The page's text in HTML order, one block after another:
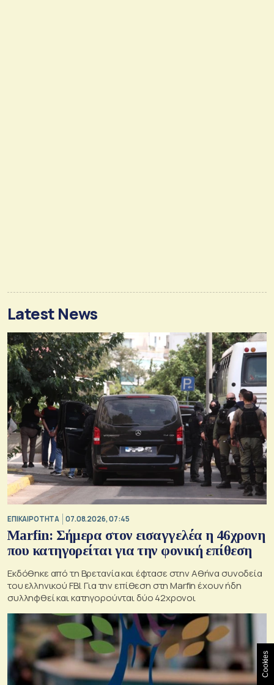
Latest News
ΕΠΙΚΑΙΡΟΤΗΤΑ 07.08.2026, 07:45
Marfin: Σήμερα στον εισαγγελέα η 46χρονη
που κατηγορείται για την φονική επίθεση
Εκδόθηκε από τη Βρετανία και έφτασε στην Αθήνα συνοδεία
του ελληνικού FBI. Για την επίθεση στη Marfin έχουν ήδη
συλληφθεί και κατηγορούνται δύο 42χρονοι
Cookies